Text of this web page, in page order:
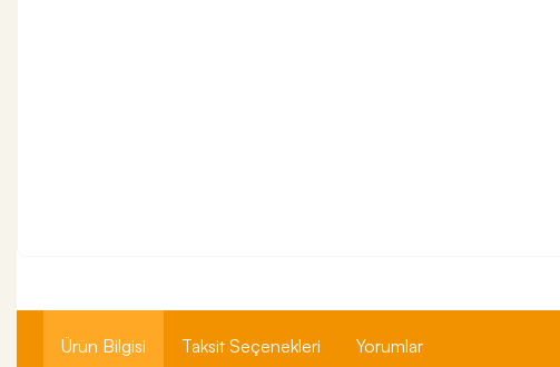
Ürün Bilgisi Taksit Seçenekleri Yorumlar